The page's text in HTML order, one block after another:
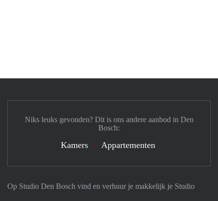
Op Studio Den Bosch vind en verhuur je makkelijk je Studio
Niks leuks gevonden? Dit is ons andere aanbod in Den
Bosch:
Kamers Appartementen